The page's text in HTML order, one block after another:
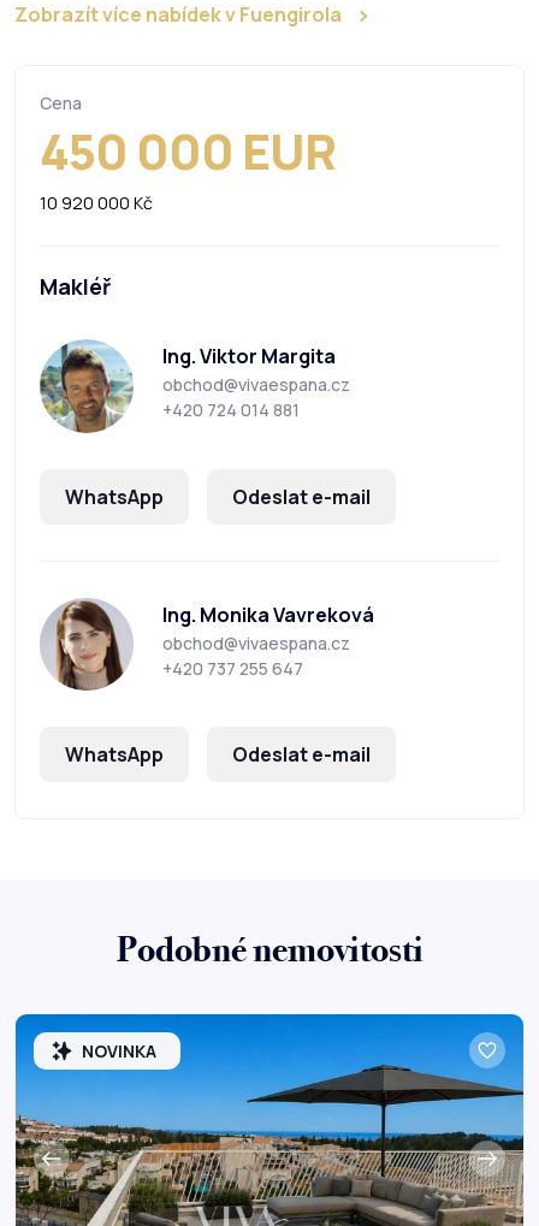
Zobrazít více nabídek v Fuengirola
Cena
450 000 EUR
10 920 000 Kč
Makléř
Ing. Viktor Margita
obchod@vivaespana.cz
+420 724 014 881
WhatsApp Odeslat e-mail
Ing. Monika Vavreková
obchod@vivaespana.cz
+420 737 255 647
WhatsApp Odeslat e-mail
Podobné nemovitosti
NOVINKA